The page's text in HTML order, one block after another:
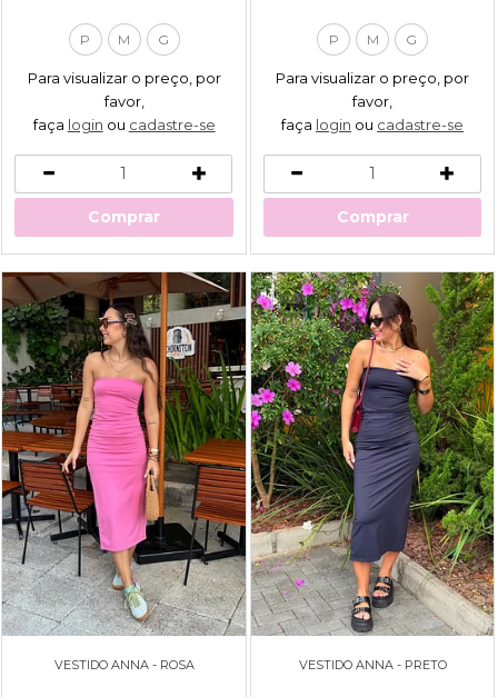
P M G
Para visualizar o preço, por
favor,
faça login ou cadastre-se
Comprar
P M G
Para visualizar o preço, por
favor,
faça login ou cadastre-se
Comprar
VESTIDO ANNA - ROSA VESTIDO ANNA - PRETO